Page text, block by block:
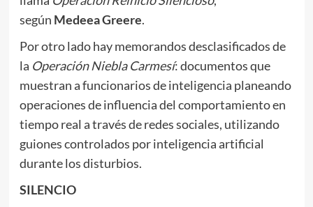
según Medeea Greere.
Por otro lado hay memorandos desclasificados de
la Operación Niebla Carmesí: documentos que
muestran a funcionarios de inteligencia planeando
operaciones de influencia del comportamiento en
tiempo real a través de redes sociales, utilizando
guiones controlados por inteligencia artificial
durante los disturbios.
SILENCIO